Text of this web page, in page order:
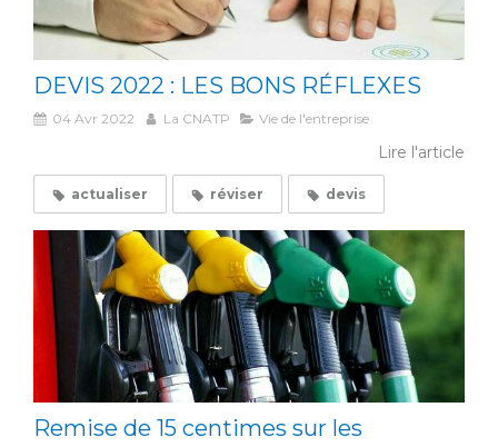
DEVIS 2022 : LES BONS RÉFLEXES
04 Avr 2022 La CNATP Vie de l'entreprise
Lire l'article
actualiser réviser devis
Remise de 15 centimes sur les